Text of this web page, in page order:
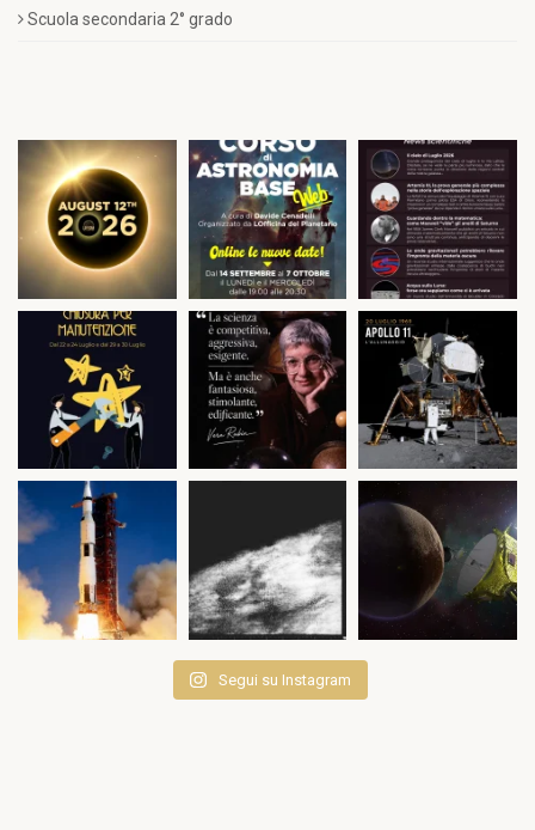
Scuola secondaria 2° grado
Segui su Instagram